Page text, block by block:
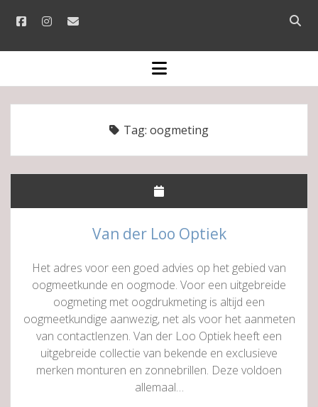
facebookinstagram
email
Open
bar
open
menu
Tag: oogmeting
Van der Loo Optiek
Het adres voor een goed advies op het gebied van
oogmeetkunde en oogmode. Voor een uitgebreide
oogmeting met oogdrukmeting is altijd een
oogmeetkundige aanwezig, net als voor het aanmeten
van contactlenzen. Van der Loo Optiek heeft een
uitgebreide collectie van bekende en exclusieve
merken monturen en zonnebrillen. Deze voldoen
allemaal…